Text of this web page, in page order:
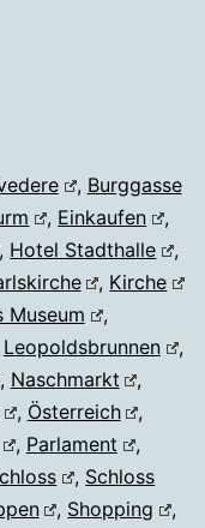
, Burggasse
, Einkaufen
,
, Hotel Stadthalle
,
, Kirche
Museum
,
Leopoldsbrunnen
,
, Naschmarkt
,
, Österreich
,
, Parlament
,
, Schloss
, Shopping
,